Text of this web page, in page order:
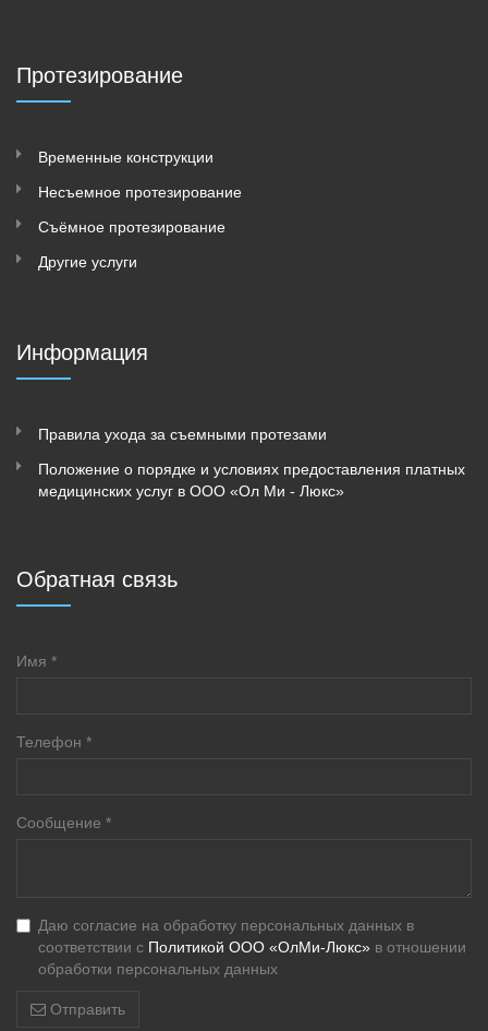
Протезирование
Временные конструкции
Несъeмное протезирование
Съёмное протезирование
Другие услуги
Информация
Правила ухода за съемными протезами
Положение о порядке и условиях предоставления платных
медицинских услуг в ООО «Ол Ми - Люкс»
Обратная связь
Имя *
Телефон *
Сообщение *
Даю согласие на обработку персональных данных в
соответствии с Политикой ООО «ОлМи-Люкс» в отношении
обработки персональных данных
Отправить